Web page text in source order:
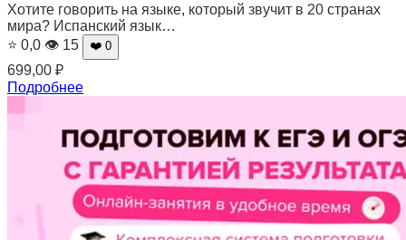
Хотите говорить на языке, который звучит в 20 странах
мира? Испанский язык…
⭐ 0,0 👁 15 ❤️ 0
699,00 ₽
Подробнее